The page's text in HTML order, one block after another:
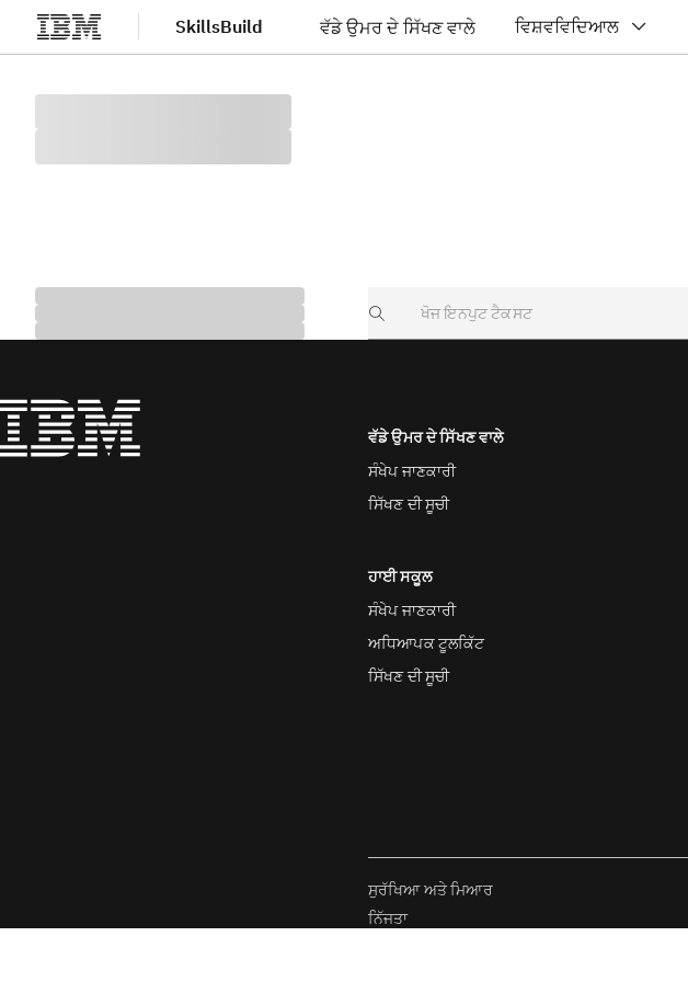
ਮੁੱਖ ਸਮੱਗਰੀ 'ਤੇ ਜਾਓ SkillsBuild ਵੱਡੇ ਉਮਰ ਦੇ ਸਿੱਖਣ ਵਾਲੇ ਵਿਸ਼ਵਵਿਦਿਆਲ
Search
ਵੱਡੇ ਉਮਰ ਦੇ ਸਿੱਖਣ ਵਾਲੇ
ਸੰਖੇਪ ਜਾਣਕਾਰੀ
ਸਿੱਖਣ ਦੀ ਸੂਚੀ
ਹਾਈ ਸਕੂਲ
ਸੰਖੇਪ ਜਾਣਕਾਰੀ
ਅਧਿਆਪਕ ਟੂਲਕਿੱਟ
ਸਿੱਖਣ ਦੀ ਸੂਚੀ
ਸੁਰੱਖਿਆ ਅਤੇ ਮਿਆਰ
ਨਿੱਜਤਾ